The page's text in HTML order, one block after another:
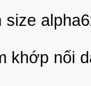
size
khớp nối